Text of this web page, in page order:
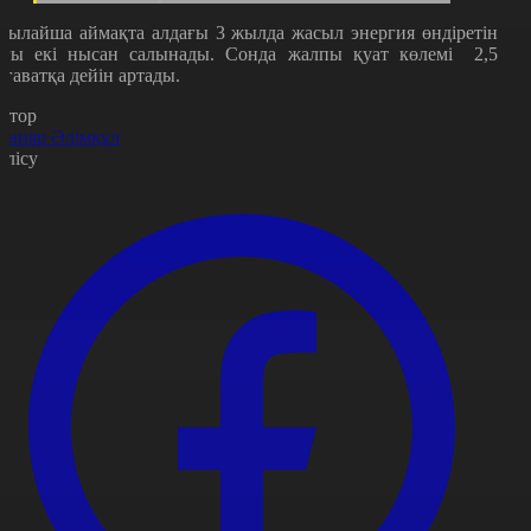
аймақта алдағы 3 жылда жасыл энергия өндіретін
екі нысан салынады. Сонда жалпы қуат көлемі
2,5
дейін артады.
Әлімқұл